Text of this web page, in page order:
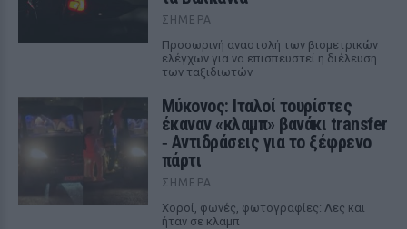
ΣΉΜΕΡΑ
Προσωρινή αναστολή των βιομετρικών
ελέγχων για να επισπευστεί η διέλευση
των ταξιδιωτών
Μύκονος: Ιταλοί τουρίστες
έκαναν «κλαμπ» βανάκι transfer
‑ Αντιδράσεις για το ξέφρενο
πάρτι
ΣΉΜΕΡΑ
Χοροί, φωνές, φωτογραφίες: Λες και
ήταν σε κλαμπ